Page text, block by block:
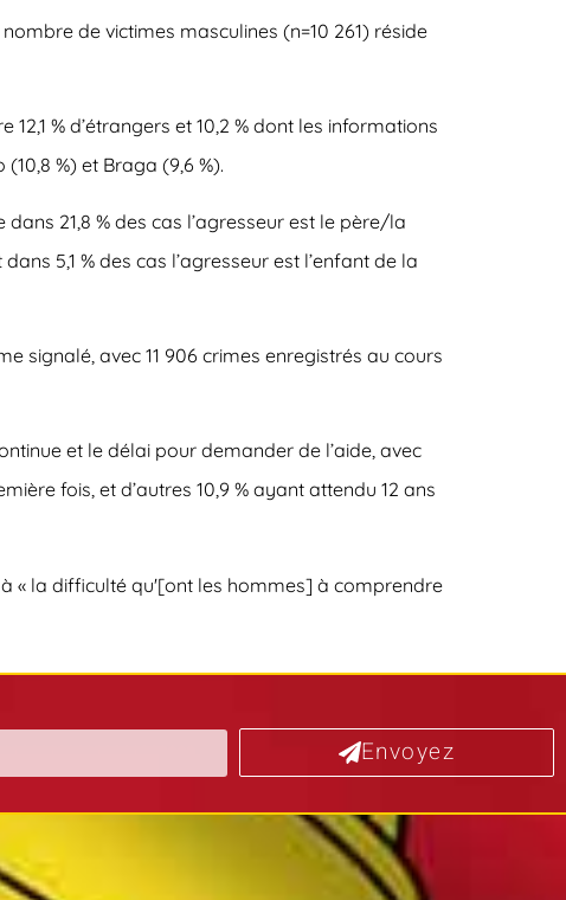
de victimes masculines (n=10 261) réside
% d’étrangers et 10,2 % dont les informations
%) et Braga (9,6 %).
21,8 % des cas l’agresseur est le père/la
5,1 % des cas l’agresseur est l’enfant de la
signalé, avec 11 906 crimes enregistrés au cours
et le délai pour demander de l’aide, avec
fois, et d’autres 10,9 % ayant attendu 12 ans
« la difficulté qu'[ont les hommes] à comprendre
Envoyez